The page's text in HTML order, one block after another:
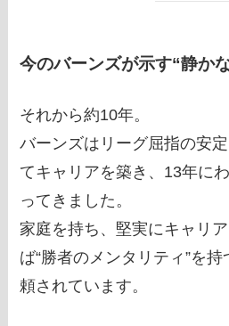
今のバーンズが示す“静か
それから約10年。
バーンズはリーグ屈指の安
てキャリアを築き、13年に
ってきました。
家庭を持ち、堅実にキャリ
ば“勝者のメンタリティ”を
頼されています。